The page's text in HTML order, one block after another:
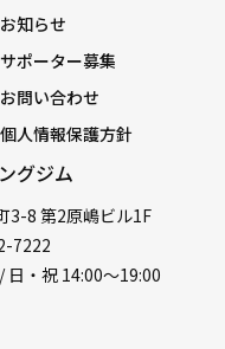
グジム
3-8 第2原嶋ビル1F
7222
日・祝 14:00〜19:00
お知らせ
サポーター募集
お問い合わせ
個人情報保護方針